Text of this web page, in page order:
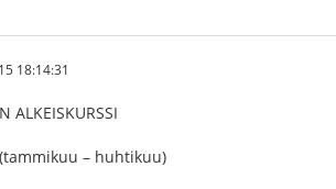
18:14:31
ALKEISKURSSI
– huhtikuu)